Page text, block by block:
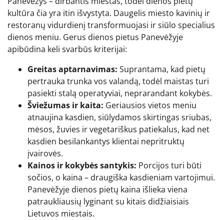
kultūra čia yra itin išvystyta. Daugelis miesto kavinių ir
restoranų vidurdienį transformuojasi ir siūlo specialius
dienos meniu. Gerus dienos pietus Panevėžyje
apibūdina keli svarbūs kriterijai:
Greitas aptarnavimas: Suprantama, kad pietų
pertrauka trunka vos valandą, todėl maistas turi
pasiekti stalą operatyviai, neprarandant kokybės.
Šviežumas ir kaita: Geriausios vietos meniu
atnaujina kasdien, siūlydamos skirtingas sriubas,
mėsos, žuvies ir vegetariškus patiekalus, kad net
kasdien besilankantys klientai nepritruktų
įvairovės.
Kainos ir kokybės santykis: Porcijos turi būti
sočios, o kaina – draugiška kasdieniam vartojimui.
Panevėžyje dienos pietų kaina išlieka viena
patraukliausių lyginant su kitais didžiaisiais
Lietuvos miestais.